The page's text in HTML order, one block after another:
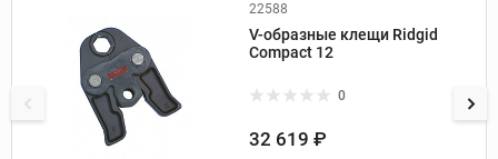
22588
Производитель: Ridgid
Вес, кг: 0,94
V-образные клещи Ridgid
Compact 12
0
32 619 ₽